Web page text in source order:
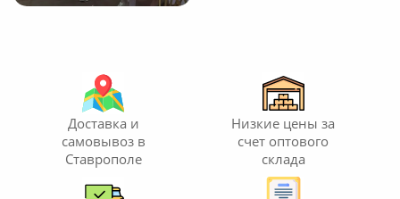
Доставка и
самовывоз в
Ставрополе
Низкие цены за
счет оптового
склада